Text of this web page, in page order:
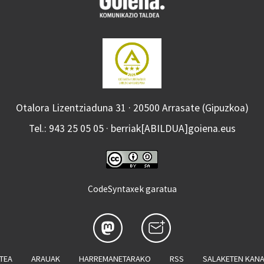
Otalora Lizentziaduna 31 · 20500 Arrasate (Gipuzkoa)
Tel.: 943 25 05 05 · berriak[ABILDUA]goiena.eus
CodeSyntaxek garatua
ARAUAK HARREMANETARAKO RSS SALAKETEN